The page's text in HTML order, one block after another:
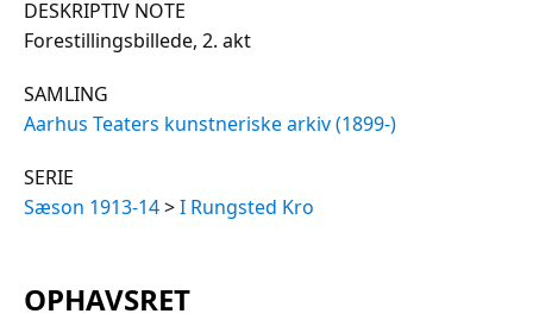
DESKRIPTIV NOTE
Forestillingsbillede, 2. akt
SAMLING
Aarhus Teaters kunstneriske arkiv (1899-)
SERIE
Sæson 1913-14>I Rungsted Kro
OPHAVSRET